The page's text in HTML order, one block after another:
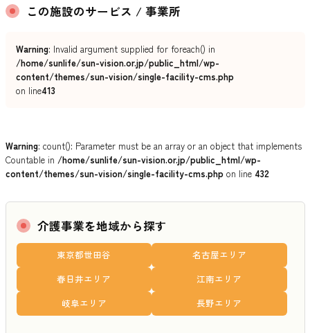
この施設のサービス / 事業所
Warning: Invalid argument supplied for foreach() in
/home/sunlife/sun-vision.or.jp/public_html/wp-
content/themes/sun-vision/single-facility-cms.php
on line413
Warning: count(): Parameter must be an array or an object that implements
Countable in /home/sunlife/sun-vision.or.jp/public_html/wp-
content/themes/sun-vision/single-facility-cms.phpon line 432
介護事業を地域から探す
東京都世田谷
名古屋エリア
春日井エリア
江南エリア
岐阜エリア
長野エリア